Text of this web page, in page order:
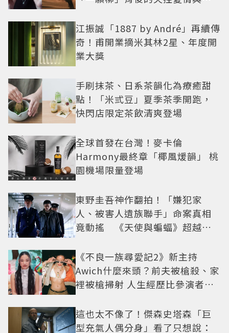
江振誠「1887 by André」再續傳
奇！甫開業摘米其林2星、年度開
業大獎
手刷抹茶、日系茶韻化為療癒甜
點！「米弎豆」夏季茶季開跑，
快閃店限定茶飲清爽登場
全球首發在台灣！麥卡倫
Harmony最終章「椰風煖韻」 桃
園機場限量登場
東野圭吾神作翻拍！「嫌犯家
人、被害人遺族聯手」命案真相
竟動搖 《天使與蝙蝠》超越懸
《不良一族尋愛記2》新主持
Awich什麼來頭？前夫被槍殺、家
裡被槍掃射 人生經歷比參演者還
這也太不像了！傑森史塔森「巨
型充氣人偶分身」看了只想說：